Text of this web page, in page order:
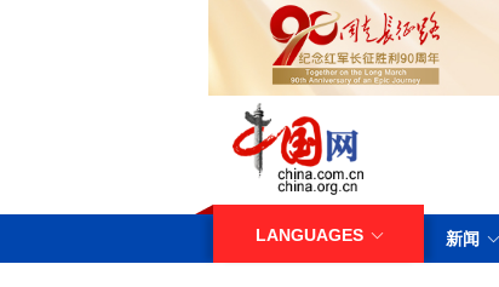
LANGUAGES 新闻